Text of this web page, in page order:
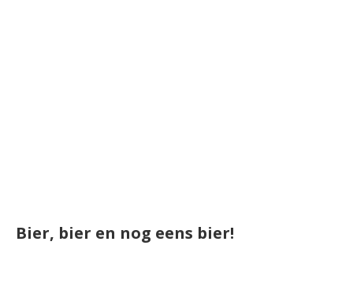
Bier, bier en nog eens bier!